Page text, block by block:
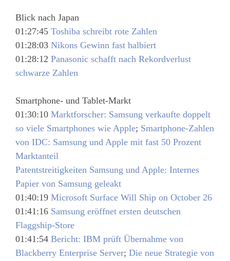
Blick nach Japan
01:27:45 Toshiba schreibt rote Zahlen
01:28:03 Nikons Gewinn fast halbiert
01:28:12 Panasonic schafft nach Rekordverlust
schwarze Zahlen
Smartphone- und Tablet-Markt
01:30:10 Marktforscher: Samsung verkaufte doppelt
so viele Smartphones wie Apple; Smartphone-Zahlen
von IDC: Samsung und Apple mit fast 50 Prozent
Marktanteil
Patentstreitigkeiten Samsung und Apple: Internes
Papier von Samsung geleakt
01:40:19 Microsoft Surface Will Ship on October 26
01:41:16 Samsung eröffnet ersten deutschen
Flaggship-Store
01:41:54 Bericht: IBM prüft Übernahme von
Blackberry Enterprise Server; Die neue Strategie von